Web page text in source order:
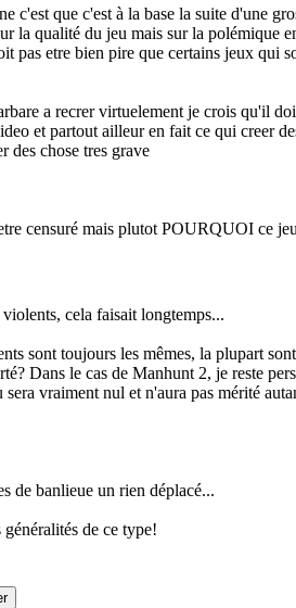
c'est que c'est à la base la suite d'une
la qualité du jeu mais sur la
pas etre bien pire que certains jeux qui
a recrer virtuelement je crois qu'il
et partout ailleur en fait ce qui creer
des chose tres grave
censuré mais plutot POURQUOI ce
cela faisait longtemps...
sont toujours les mêmes, la plupart
Dans le cas de Manhunt 2, je reste
vraiment nul et n'aura pas mérité
de banlieue un rien déplacé...
de ce type!